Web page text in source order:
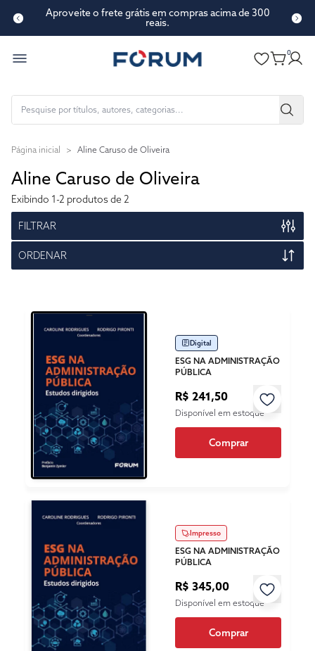
Aproveite o frete grátis em compras acima de 300
reais.
0
Página inicial > Aline Caruso de Oliveira
Aline Caruso de Oliveira
Exibindo 1-2 produtos de 2
FILTRAR
ORDENAR
Digital
ESG NA ADMINISTRAÇÃO
PÚBLICA
R$ 241,50
Disponível em estoque
Comprar
Impresso
ESG NA ADMINISTRAÇÃO
PÚBLICA
R$ 345,00
Disponível em estoque
Comprar